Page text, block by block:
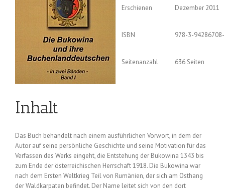
Erschienen Dezember 2011
ISBN 978-3-
Seitenanzahl 636 Seiten
Inhalt
Das Buch behandelt nach einem ausführlichen Vorwort, in dem der
Autor auf seine persönliche Geschichte und seine Motivation für das
Verfassen des Werks eingeht, die Entstehung der Bukowina 1343 bis
zum Ende der österreichischen Herrschaft 1918. Die Bukowina war
nach dem Ersten Weltkrieg Teil von Rumänien, der sich am Osthang
der Waldkarpaten befindet. Der Name leitet sich von den dort